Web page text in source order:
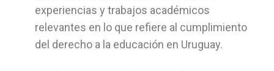
experiencias y trabajos académicos
relevantes en lo que refiere al cumplimiento
del derecho a la educación en Uruguay.